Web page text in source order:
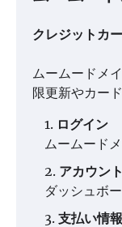
クレジットカ
ムームードメ
限更新やカー
ログイン
ムームード
アカウン
ダッシュボ
支払い情